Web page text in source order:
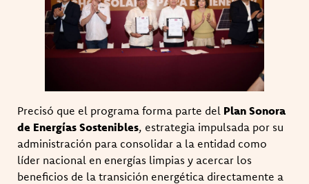
Precisó que el programa forma parte del Plan Sonora
de Energías Sostenibles, estrategia impulsada por su
administración para consolidar a la entidad como
líder nacional en energías limpias y acercar los
beneficios de la transición energética directamente a